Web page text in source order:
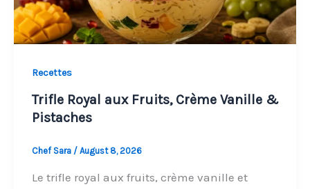
Recettes
Trifle Royal aux Fruits, Crème Vanille &
Pistaches
Chef Sara / August 8, 2026
Le trifle royal aux fruits, crème vanille et